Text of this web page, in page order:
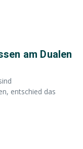
am Dualen
entschied das